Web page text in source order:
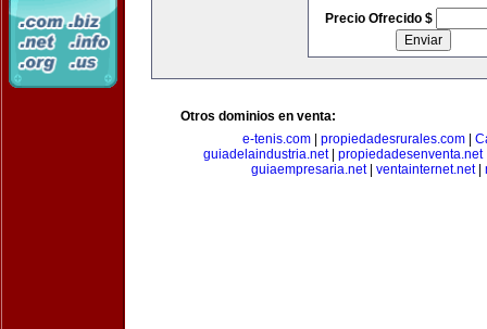
Precio Ofrecido $
Otros dominios en venta:
e-tenis.com
propiedadesrurales.com
guiadelaindustria.net propiedadesenventa.net
guiaempresaria.net| ventainternet.net|